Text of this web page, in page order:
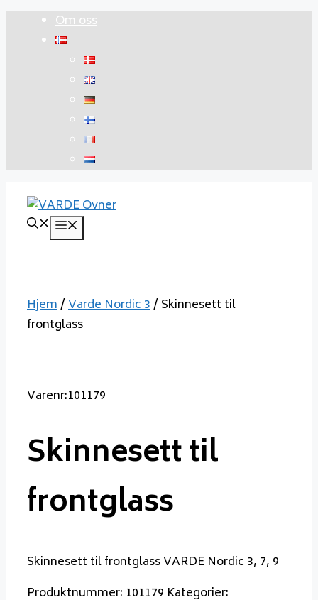
Om oss
Hjem/Varde Nordic 3/ Skinnesett til
frontglass
Varenr:101179
Skinnesett til
frontglass
Skinnesett til frontglass VARDE Nordic 3, 7, 9
Produktnummer: 101179 Kategorier: